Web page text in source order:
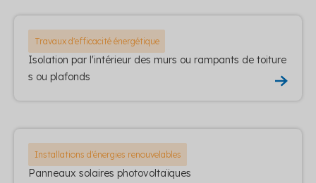
Travaux d'efficacité énergétique
Isolation par l'intérieur des murs ou rampants de toiture
s ou plafonds
Installations d'énergies renouvelables
Panneaux solaires photovoltaïques